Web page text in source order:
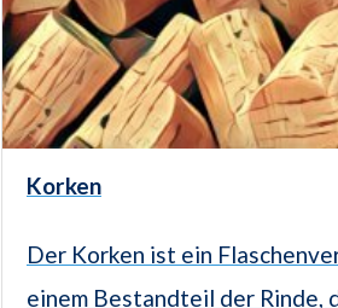
Korken
Der Korken ist ein
einem Bestandteil der Rinde,